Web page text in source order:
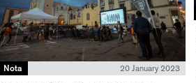
Nota 20 January 2023